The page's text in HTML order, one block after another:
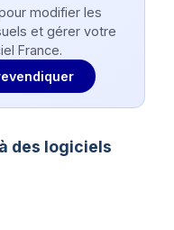
modifier les
et gérer votre
France.
des logiciels